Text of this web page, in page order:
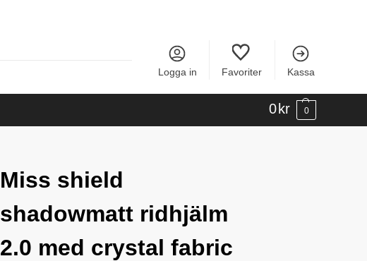
Logga in Favoriter Kassa
0 kr 0
Miss shield
shadowmatt ridhjälm
2.0 med crystal fabric